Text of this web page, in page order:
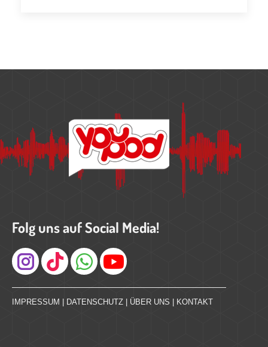
Folg uns auf Social Media!
Instagram
IMPRESSUM DATENSCHUTZ ÜBER UNS KONTAKT